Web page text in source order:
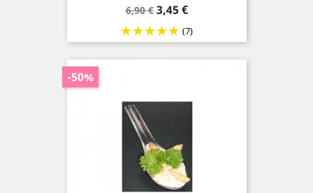
Prix
de
base
6,90 € Prix
3,45 €
(7)
-50%